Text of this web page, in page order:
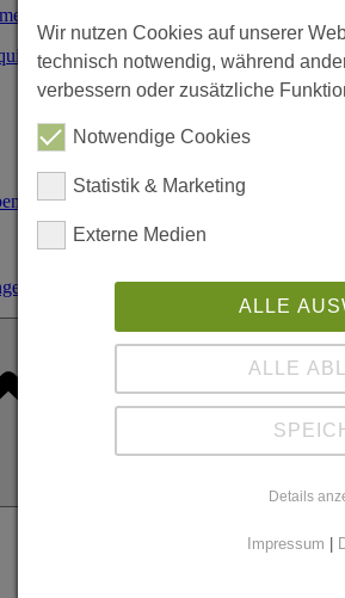
anpassen
Wir nutzen Cookies auf unserer
technisch notwendig, während
verbessern oder zusätzliche
Notwendige Cookies
Statistik & Marketing
Externe Medien
ALLE
ALLE
Details
Impressum